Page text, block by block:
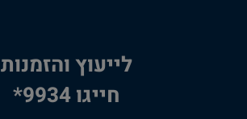
לייעוץ והזמנות
חייגו 9934*